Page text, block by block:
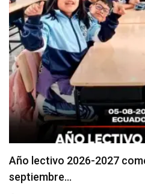
Se suspenderá servicio de
agosto 5, 2026